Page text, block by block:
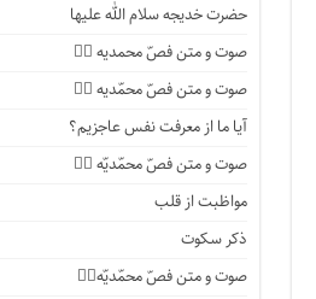
حضرت خدیجه سلام الله علیها
صوت و متن فصّ محمدیه ۴️⃣
صوت و متن فصّ محمّدیه ۳️⃣
آیا ما از معرفت نفس عاجزیم؟
صوت و متن فصّ محمّدیّه ۲️⃣
مواظبت از قلب
ذکر سکوت
صوت و متن فصّ محمّدیّه۱️⃣